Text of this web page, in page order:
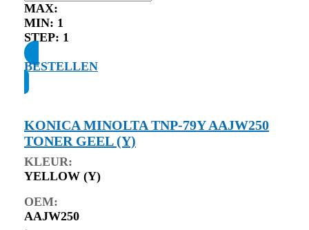
MAX:
MIN: 1
STEP: 1
BESTELLEN
KONICA MINOLTA TNP-79Y AAJW250
TONER GEEL (Y)
KLEUR:
YELLOW (Y)
OEM:
AAJW250